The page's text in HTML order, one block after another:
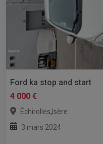
Ford ka stop and start
4 000 €
Échirolles, Isère
3 mars 2024